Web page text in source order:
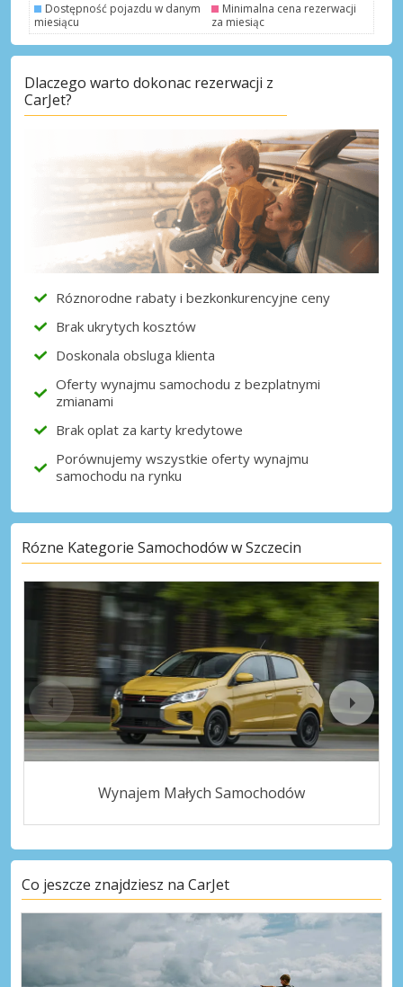
Dostępność pojazdu w danym
miesiącu
Minimalna cena rezerwacji
za miesiąc
Dlaczego warto dokonac rezerwacji z
CarJet?
Róznorodne rabaty i bezkonkurencyjne ceny
Brak ukrytych kosztów
Doskonala obsluga klienta
Oferty wynajmu samochodu z bezplatnymi
zmianami
Brak oplat za karty kredytowe
Porównujemy wszystkie oferty wynajmu
samochodu na rynku
Rózne Kategorie Samochodów w Szczecin
Wynajem Małych Samochodów
Co jeszcze znajdziesz na CarJet